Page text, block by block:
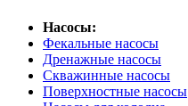
Насосы:
Фекальные насосы
Дренажные насосы
Скважинные насосы
Поверхностные насосы